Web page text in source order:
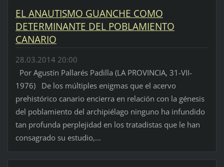
EL ANAUTISMO GUANCHE COMO
DETERMINANTE DEL POBLAMIENTO
CANARIO
28.03.2014 20:00
Por Agustín Pallarés Padilla (LA PROVINCIA, 31-VII-
1976) De los múltiples enigmas que el acervo
prehistórico canario encierra en relación con la génesis
del poblamiento del archipiélago ninguno ha infundido
tan profunda perplejidad en los tratadistas que le han
consagrado su estudio,...